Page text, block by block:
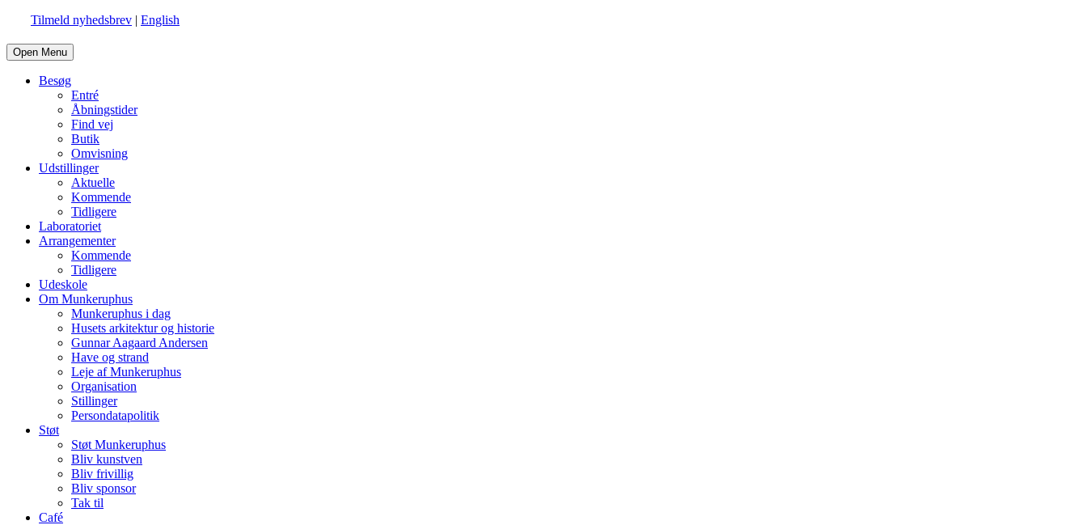
Tilmeld nyhedsbrev | English
Open Menu
Besøg
Entré
Åbningstider
Find vej
Butik
Omvisning
Udstillinger
Aktuelle
Kommende
Tidligere
Laboratoriet
Arrangementer
Kommende
Tidligere
Udeskole
Om Munkeruphus
Munkeruphus i dag
Husets arkitektur og historie
Gunnar Aagaard Andersen
Have og strand
Leje af Munkeruphus
Organisation
Stillinger
Persondatapolitik
Støt
Støt Munkeruphus
Bliv kunstven
Bliv frivillig
Bliv sponsor
Tak til
Café